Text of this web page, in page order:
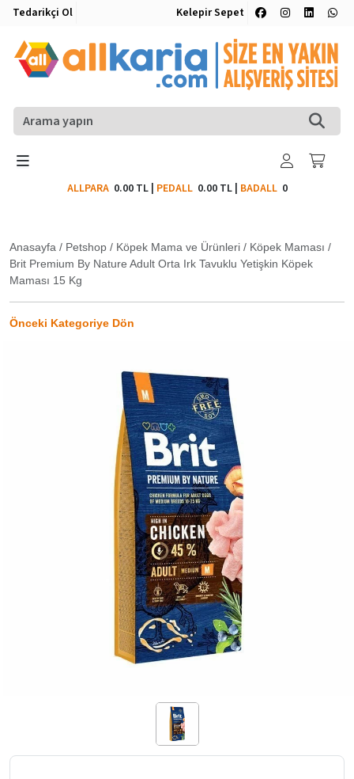
Tedarikçi Ol Kelepir Sepet
ALLPARA 0.00 TL| PEDALL 0.00 TL| BADALL0
Anasayfa / Petshop / Köpek Mama ve Ürünleri / Köpek Maması /
Brit Premium By Nature Adult Orta Irk Tavuklu Yetişkin Köpek
Maması 15 Kg
Önceki Kategoriye Dön